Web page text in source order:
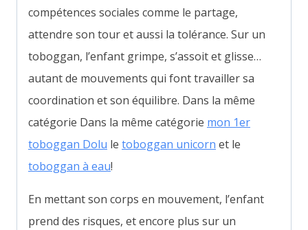
compétences sociales comme le partage,
attendre son tour et aussi la tolérance. Sur un
toboggan, l’enfant grimpe, s’assoit et glisse…
autant de mouvements qui font travailler sa
coordination et son équilibre. Dans la même
catégorie Dans la même catégorie mon 1er
toboggan Dolu le toboggan unicorn et le
toboggan à eau!
En mettant son corps en mouvement, l’enfant
prend des risques, et encore plus sur un